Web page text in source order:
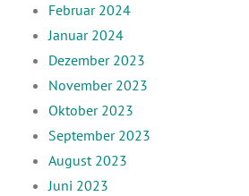
Februar 2024
Januar 2024
Dezember 2023
November 2023
Oktober 2023
September 2023
August 2023
Juni 2023